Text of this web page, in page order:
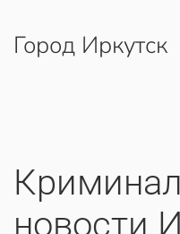
Перейти к
Город Иркутск
новости